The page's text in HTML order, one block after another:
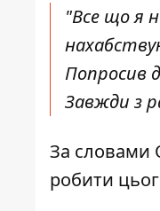
"Все що я
Попросив
Завжди з
За словами
робити